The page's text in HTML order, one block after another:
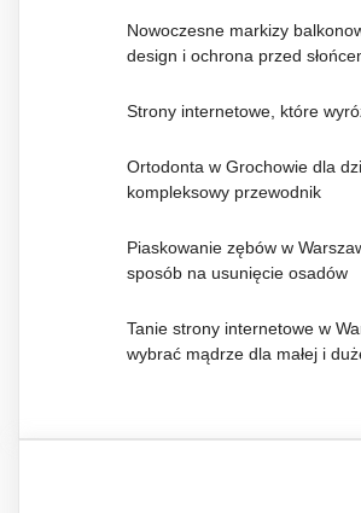
Nowoczesne markizy
design i ochrona przed
Strony internetowe, które
Ortodonta w Grochowie dla
kompleksowy przewodnik
Piaskowanie zębów w
sposób na usunięcie osadów
Tanie strony internetowe w
wybrać mądrze dla małej i